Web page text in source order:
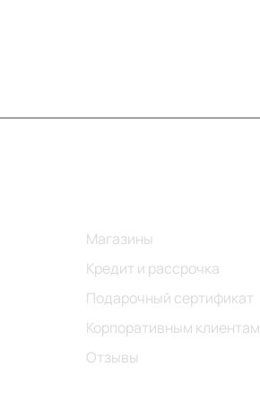
Магазины
Кредит и рассрочка
Подарочный сертификат
Корпоративным клиентам
Отзывы